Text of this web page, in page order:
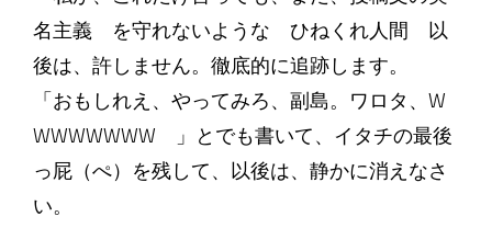
名主義 を守れないような ひねくれ人間 以
後は、許しません。徹底的に追跡します。
「おもしれえ、やってみろ、副島。ワロタ、W
WWWWWWW 」とでも書いて、イタチの最後
っ屁（ぺ）を残して、以後は、静かに消えなさ
い。